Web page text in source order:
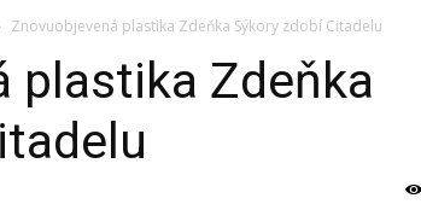
Znovuobjevená plastika Zdeňka Sýkory zdobí Citadelu
plastika Zdeňka